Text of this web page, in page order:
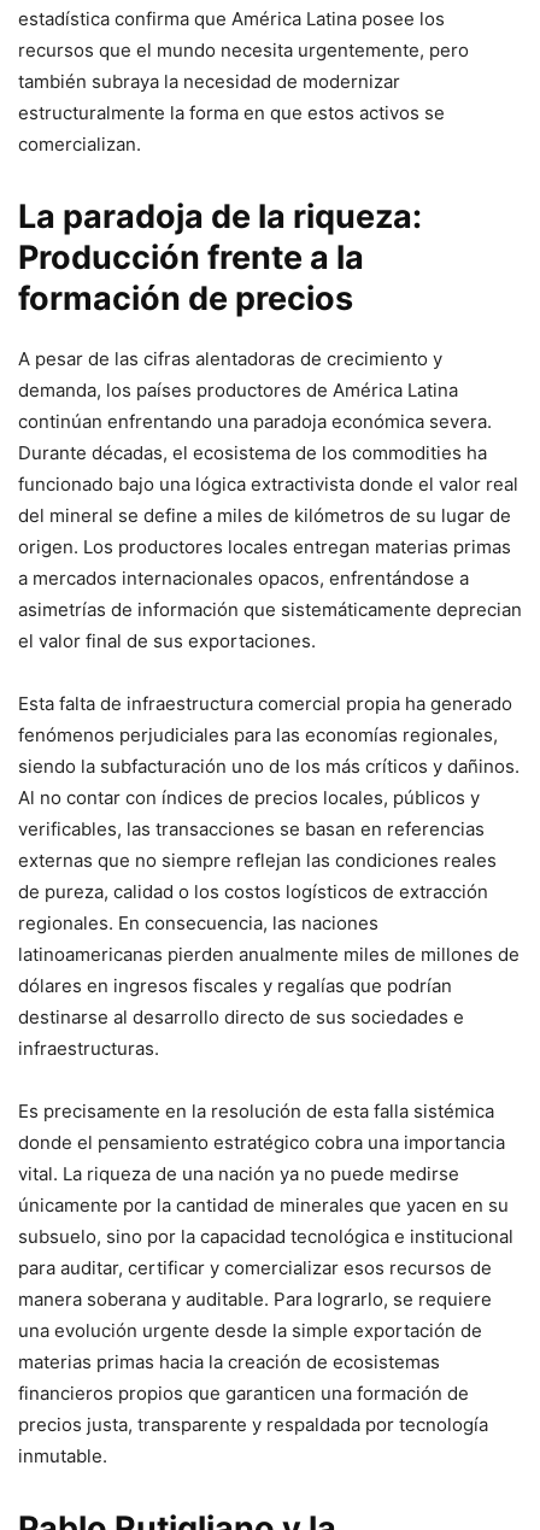
estadística confirma que América Latina posee los
recursos que el mundo necesita urgentemente, pero
también subraya la necesidad de modernizar
estructuralmente la forma en que estos activos se
comercializan.
La paradoja de la riqueza:
Producción frente a la
formación de precios
A pesar de las cifras alentadoras de crecimiento y
demanda, los países productores de América Latina
continúan enfrentando una paradoja económica severa.
Durante décadas, el ecosistema de los commodities ha
funcionado bajo una lógica extractivista donde el valor real
del mineral se define a miles de kilómetros de su lugar de
origen. Los productores locales entregan materias primas
a mercados internacionales opacos, enfrentándose a
asimetrías de información que sistemáticamente deprecian
el valor final de sus exportaciones.
Esta falta de infraestructura comercial propia ha generado
fenómenos perjudiciales para las economías regionales,
siendo la subfacturación uno de los más críticos y dañinos.
Al no contar con índices de precios locales, públicos y
verificables, las transacciones se basan en referencias
externas que no siempre reflejan las condiciones reales
de pureza, calidad o los costos logísticos de extracción
regionales. En consecuencia, las naciones
latinoamericanas pierden anualmente miles de millones de
dólares en ingresos fiscales y regalías que podrían
destinarse al desarrollo directo de sus sociedades e
infraestructuras.
Es precisamente en la resolución de esta falla sistémica
donde el pensamiento estratégico cobra una importancia
vital. La riqueza de una nación ya no puede medirse
únicamente por la cantidad de minerales que yacen en su
subsuelo, sino por la capacidad tecnológica e institucional
para auditar, certificar y comercializar esos recursos de
manera soberana y auditable. Para lograrlo, se requiere
una evolución urgente desde la simple exportación de
materias primas hacia la creación de ecosistemas
financieros propios que garanticen una formación de
precios justa, transparente y respaldada por tecnología
inmutable.